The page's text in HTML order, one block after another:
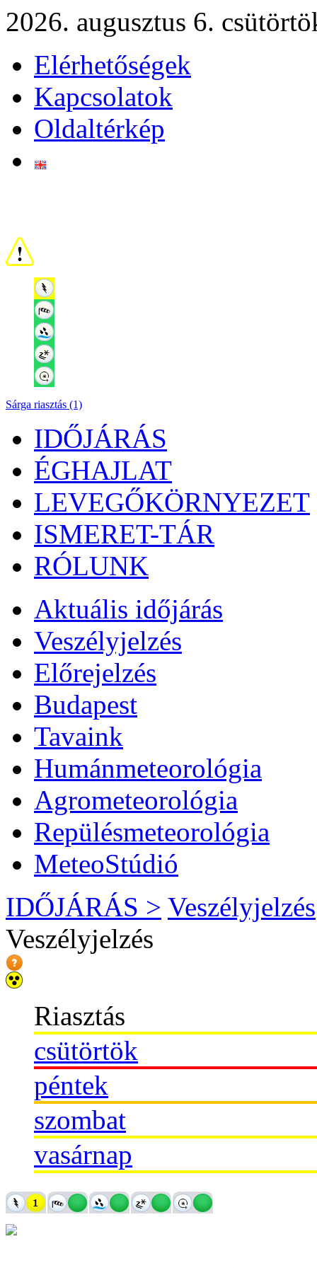
2026. augusztus 6.
Elérhetőségek
Kapcsolatok
Oldaltérkép
Sárga riasztás (1)
IDŐJÁRÁS
ÉGHAJLAT
LEVEGŐKÖRNYEZET
ISMERET-TÁR
RÓLUNK
Aktuális időjárás
Veszélyjelzés
Előrejelzés
Budapest
Tavaink
Humánmeteorológia
Agrometeorológia
Repülésmeteorológia
MeteoStúdió
IDŐJÁRÁS > Veszélyjelzés
Veszélyjelzés
Riasztás
csütörtök
péntek
szombat
vasárnap